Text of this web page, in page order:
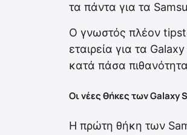
τα πάντα για τα
Ο γνωστός πλέον
εταιρεία για τα
κατά πάσα
Οι νέες θήκες των Galaxy
Η πρώτη θήκη των